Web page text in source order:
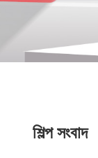
শিল্প সংবাদ